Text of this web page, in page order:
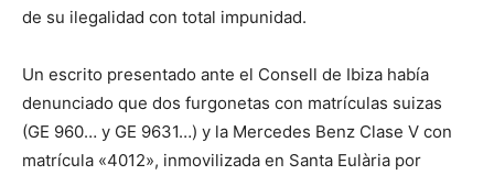
de su ilegalidad con total impunidad.
Un escrito presentado ante el Consell de Ibiza había
denunciado que dos furgonetas con matrículas suizas
(GE 960… y GE 9631…) y la Mercedes Benz Clase V con
matrícula «4012», inmovilizada en Santa Eulària por